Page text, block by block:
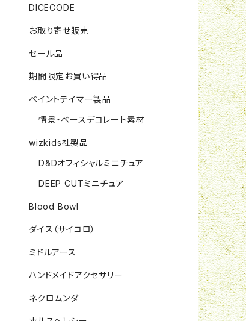
DICECODE
お取り寄せ販売
セール品
期間限定お買い得品
ペイントテイマー製品
情景・ベースデコレート素材
wizkids社製品
D&Dオフィシャルミニチュア
DEEP CUTミニチュア
Blood Bowl
ダイス（サイコロ）
ミドルアース
ハンドメイドアクセサリー
ネクロムンダ